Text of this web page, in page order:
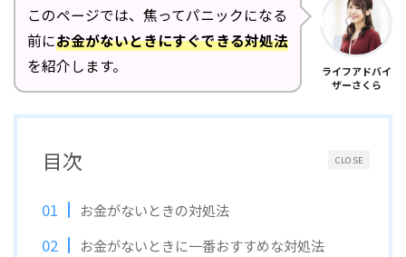
このページでは、焦ってパニックになる
前にお金がないときにすぐできる対処法
を紹介します。
ライフアドバイ
ザーさくら
CLOSE
目次
お金がないときの対処法
お金がないときに一番おすすめな対処法